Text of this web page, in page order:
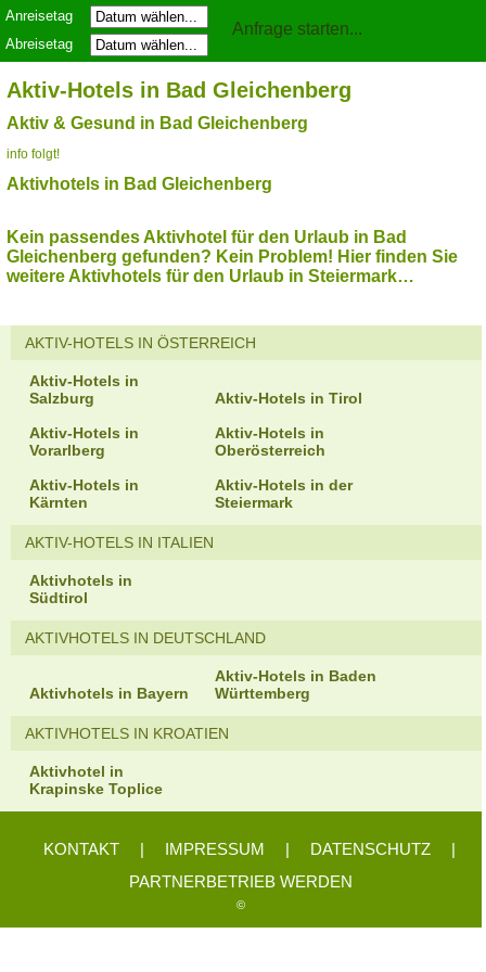
Anreisetag
Abreisetag
Aktiv-Hotels in Bad Gleichenberg
Aktiv & Gesund in Bad Gleichenberg
info folgt!
Aktivhotels in Bad Gleichenberg
Kein passendes Aktivhotel für den Urlaub in Bad
Gleichenberg gefunden? Kein Problem! Hier finden Sie
weitere Aktivhotels für den Urlaub in Steiermark…
AKTIV-HOTELS IN ÖSTERREICH
Aktiv-Hotels in
Salzburg
Aktiv-Hotels in Tirol
Aktiv-Hotels in
Vorarlberg
Aktiv-Hotels in
Oberösterreich
Aktiv-Hotels in
Kärnten
Aktiv-Hotels in der
Steiermark
AKTIV-HOTELS IN ITALIEN
Aktivhotels in
Südtirol
AKTIVHOTELS IN DEUTSCHLAND
Aktivhotels in Bayern
Aktiv-Hotels in Baden
Württemberg
AKTIVHOTELS IN KROATIEN
Aktivhotel in
Krapinske Toplice
KONTAKT | IMPRESSUM | DATENSCHUTZ
|
PARTNERBETRIEB WERDEN
©